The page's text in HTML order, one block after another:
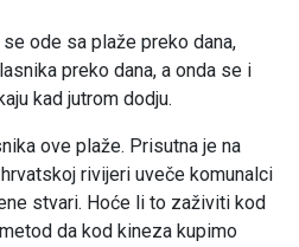
ode sa plaže preko dana,
preko dana, a onda se i
kad jutrom dodju.
ove plaže. Prisutna je na
rivijeri uveče komunalci
stvari. Hoće li to zaživiti kod
da kod kineza kupimo